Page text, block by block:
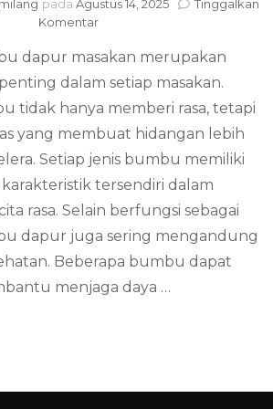
pada Agustus 14, 2025
Tinggalkan
Komentarpada
Bumbu
Dapur
Masakan
dapur masakan merupakan
dalam setiap masakan.
tidak hanya memberi rasa, tetapi
yang membuat hidangan lebih
Setiap jenis bumbu memiliki
tersendiri dalam
rasa. Selain berfungsi sebagai
dapur juga sering mengandung
Beberapa bumbu dapat
menjaga daya …